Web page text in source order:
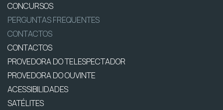
CONCURSOS
PERGUNTAS FREQUENTES
CONTACTOS
CONTACTOS
PROVEDORA DO TELESPECTADOR
PROVEDORA DO OUVINTE
ACESSIBILIDADES
SATÉLITES